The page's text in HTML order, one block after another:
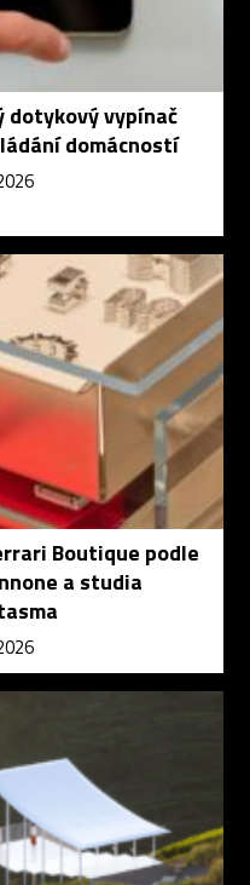
vypínač
domácností
Boutique podle
a studia